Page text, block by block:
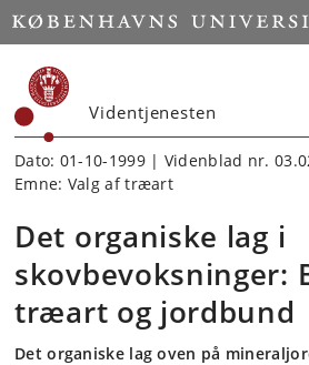
Start
Videntjenesten
Dato: 01-10-1999 | Videnblad nr.
Emne: Valg af træart
Det organiske lag i
skovbevoksninger:
træart og jordbund
Det organiske lag oven på